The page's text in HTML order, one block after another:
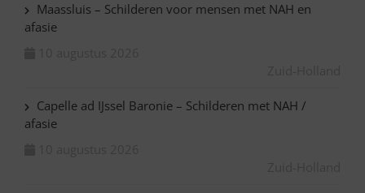
Maassluis – Schilderen voor mensen met NAH en
afasie
Capelle ad IJssel Baronie – Schilderen met NAH /
afasie